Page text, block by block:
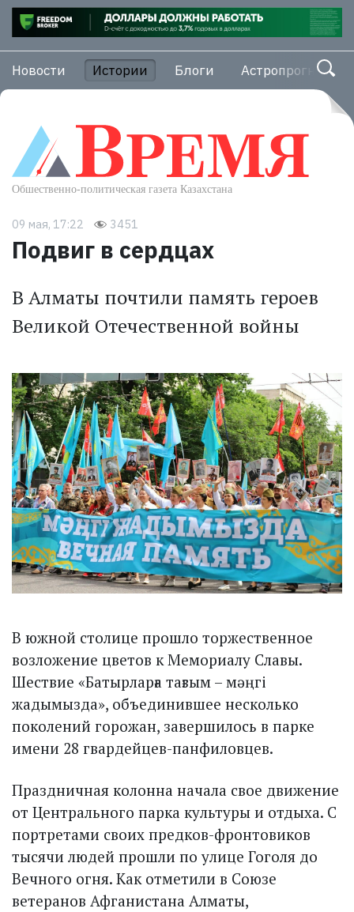
Новости Истории Блоги Астропрогноз
09 мая, 17:22 3451
Подвиг в сердцах
В Алматы почтили память героев
Великой Отечественной войны
​В южной столице прошло торжественное
возложение цветов к Мемориалу Славы.
Шествие «Батырларға тағзым – мәңгі
жадымызда», объединившее несколько
поколений горожан, завершилось в парке
имени 28 гвардейцев-панфиловцев.
​Праздничная колонна начала свое движение
от Центрального парка культуры и отдыха. С
портретами своих предков-фронтовиков
тысячи людей прошли по улице Гоголя до
Вечного огня. Как отметили в Союзе
ветеранов Афганистана Алматы,